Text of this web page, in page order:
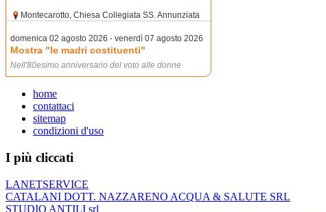
home
contattaci
sitemap
condizioni d'uso
I più cliccati
LANETSERVICE
CATALANI DOTT. NAZZARENO ACQUA & SALUTE SRL
STUDIO ANTILI srl